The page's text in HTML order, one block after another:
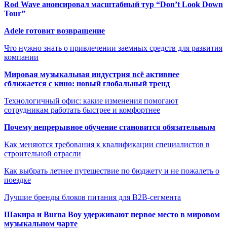
Rod Wave анонсировал масштабный тур “Don’t Look Down
Tour”
Adele готовит возвращение
Что нужно знать о привлечении заемных средств для развития
компании
Мировая музыкальная индустрия всё активнее
сближается с кино: новый глобальный тренд
Технологичный офис: какие изменения помогают
сотрудникам работать быстрее и комфортнее
Почему непрерывное обучение становится обязательным
Как меняются требования к квалификации специалистов в
строительной отрасли
Как выбрать летнее путешествие по бюджету и не пожалеть о
поездке
Лучшие бренды блоков питания для B2B-сегмента
Шакира и Burna Boy удерживают первое место в мировом
музыкальном чарте